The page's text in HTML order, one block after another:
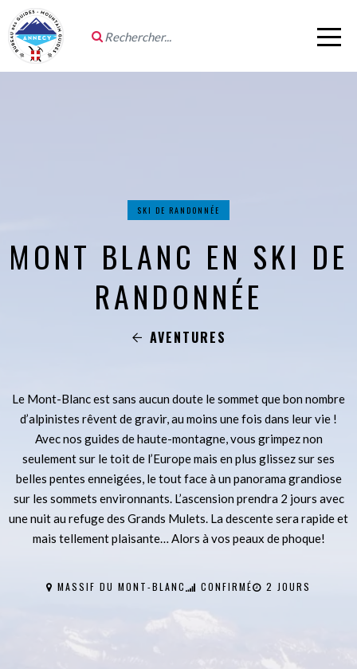
SKI DE RANDONNÉE
MONT BLANC EN SKI DE
RANDONNÉE
AVENTURES
Le Mont-Blanc est sans aucun doute le sommet que bon nombre
d’alpinistes rêvent de gravir, au moins une fois dans leur vie !
Avec nos guides de haute-montagne, vous grimpez non
seulement sur le toit de l’Europe mais en plus glissez sur ses
belles pentes enneigées, le tout face à un panorama grandiose
sur les sommets environnants. L’ascension prendra 2 jours avec
une nuit au refuge des Grands Mulets. La descente sera rapide et
mais tellement plaisante… Alors à vos peaux de phoque!
MASSIF DU MONT-BLANC CONFIRMÉ 2 JOURS